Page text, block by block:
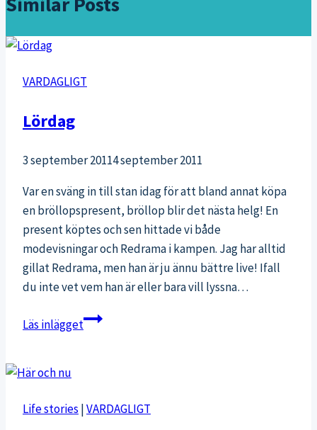
VARDAGLIGT
Lördag
3 september 20114 september 2011
Var en sväng in till stan idag för att bland annat köpa
en bröllopspresent, bröllop blir det nästa helg! En
present köptes och sen hittade vi både
modevisningar och Redrama i kampen. Jag har alltid
gillat Redrama, men han är ju ännu bättre live! Ifall
du inte vet vem han är eller bara vill lyssna…
Läs inläggetLördag
Life stories |VARDAGLIGT